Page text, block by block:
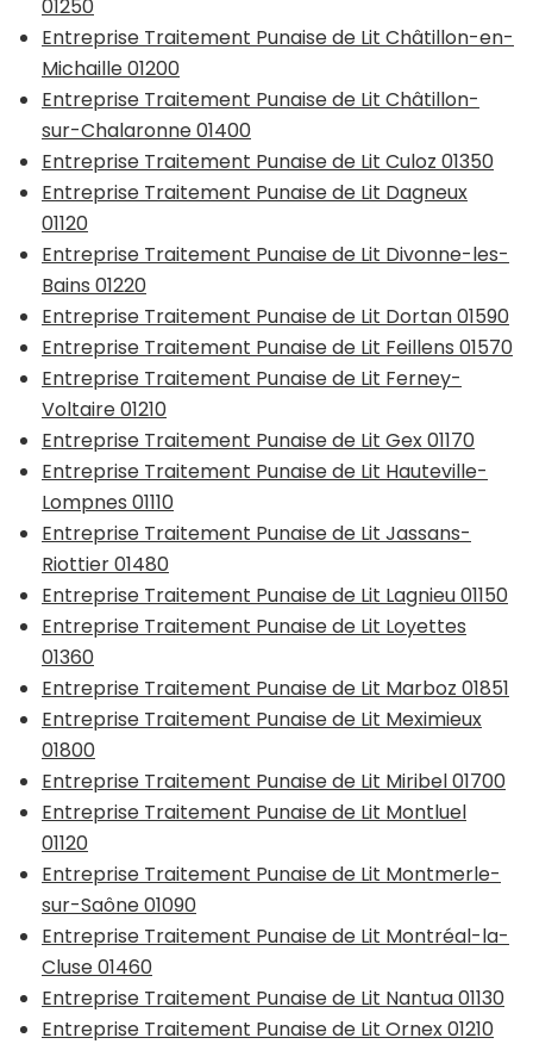
01250
Entreprise Traitement Punaise de Lit Châtillon-en-
Michaille 01200
Entreprise Traitement Punaise de Lit Châtillon-
sur-Chalaronne 01400
Entreprise Traitement Punaise de Lit Culoz 01350
Entreprise Traitement Punaise de Lit Dagneux
01120
Entreprise Traitement Punaise de Lit Divonne-les-
Bains 01220
Entreprise Traitement Punaise de Lit Dortan 01590
Entreprise Traitement Punaise de Lit Feillens 01570
Entreprise Traitement Punaise de Lit Ferney-
Voltaire 01210
Entreprise Traitement Punaise de Lit Gex 01170
Entreprise Traitement Punaise de Lit Hauteville-
Lompnes 01110
Entreprise Traitement Punaise de Lit Jassans-
Riottier 01480
Entreprise Traitement Punaise de Lit Lagnieu 01150
Entreprise Traitement Punaise de Lit Loyettes
01360
Entreprise Traitement Punaise de Lit Marboz 01851
Entreprise Traitement Punaise de Lit Meximieux
01800
Entreprise Traitement Punaise de Lit Miribel 01700
Entreprise Traitement Punaise de Lit Montluel
01120
Entreprise Traitement Punaise de Lit Montmerle-
sur-Saône 01090
Entreprise Traitement Punaise de Lit Montréal-la-
Cluse 01460
Entreprise Traitement Punaise de Lit Nantua 01130
Entreprise Traitement Punaise de Lit Ornex 01210